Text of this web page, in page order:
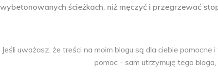
wybetonowanych ścieżkach, niż męczyć i przegrzewać
Jeśli uważasz, że treści na moim blogu są dla ciebie
pomoc - sam utrzymuję tego